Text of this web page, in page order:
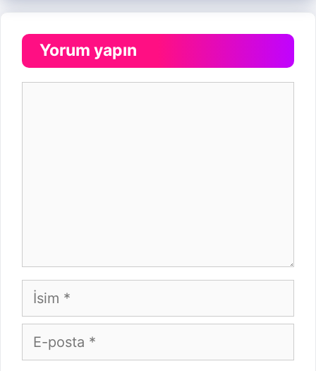
Yorum yapın
İsim
E-
posta